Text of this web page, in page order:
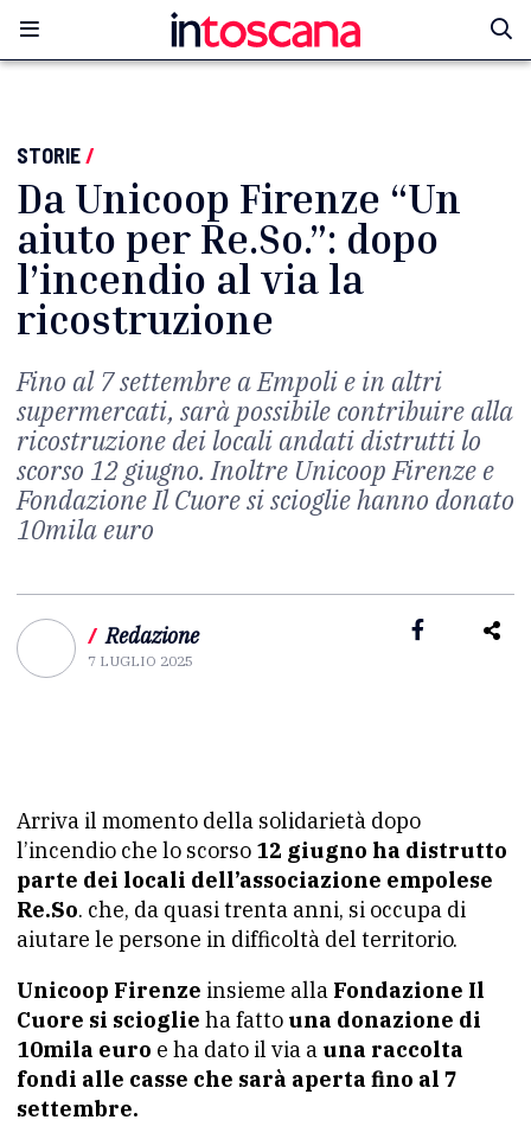
STORIE/
Da Unicoop Firenze “Un
aiuto per Re.So.”: dopo
l’incendio al via la
ricostruzione
Fino al 7 settembre a Empoli e in altri
supermercati, sarà possibile contribuire alla
ricostruzione dei locali andati distrutti lo
scorso 12 giugno. Inoltre Unicoop Firenze e
Fondazione Il Cuore si scioglie hanno donato
10mila euro
/ Redazione
7 LUGLIO 2025
Arriva il momento della solidarietà dopo
l’incendio che lo scorso 12 giugno ha distrutto
parte dei locali dell’associazione empolese
Re.So. che, da quasi trenta anni, si occupa di
aiutare le persone in difficoltà del territorio.
Unicoop Firenze insieme alla Fondazione Il
Cuore si scioglie ha fatto una donazione di
10mila euro e ha dato il via a una raccolta
fondi alle casse che sarà aperta fino al 7
settembre.